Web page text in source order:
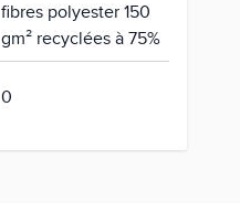
fibres polyester 150
gm² recyclées à 75%
0